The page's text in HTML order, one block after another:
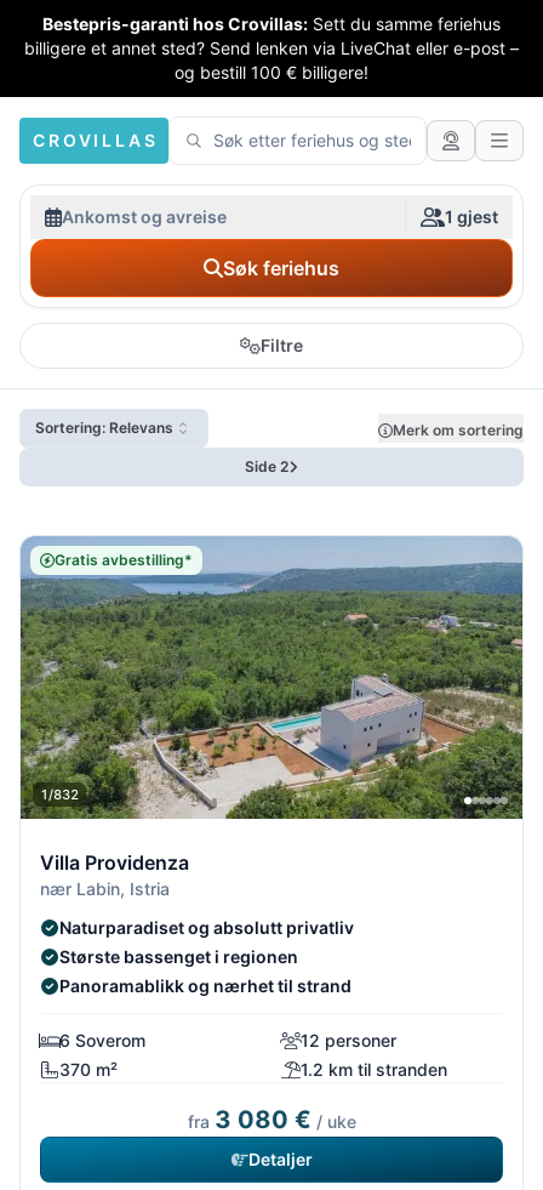
Bestepris-garanti hos Crovillas: Sett du samme feriehus
billigere et annet sted? Send lenken via LiveChat eller e-post –
og bestill 100 € billigere!
CROVILLAS
Ankomst og avreise 1 gjest
Søk feriehus
Filtre
Sortering: Relevans
Merk om sortering
Side 2
Gratis avbestilling*
1/832
Villa Providenza
nær Labin, Istria
Naturparadiset og absolutt privatliv
Største bassenget i regionen
Panoramablikk og nærhet til strand
6 Soverom
12 personer
370 m²
1.2 km til stranden
fra 3 080 € / uke
Detaljer